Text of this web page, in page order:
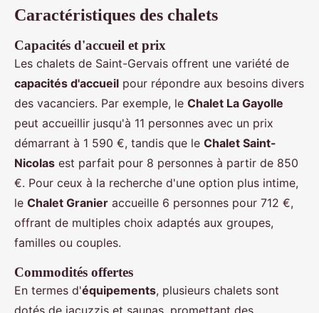
Caractéristiques des chalets
Capacités d'accueil et prix
Les chalets de Saint-Gervais offrent une variété de
capacités d'accueil pour répondre aux besoins divers
des vacanciers. Par exemple, le Chalet La Gayolle
peut accueillir jusqu'à 11 personnes avec un prix
démarrant à 1 590 €, tandis que le Chalet Saint-
Nicolas est parfait pour 8 personnes à partir de 850
€. Pour ceux à la recherche d'une option plus intime,
le Chalet Granier accueille 6 personnes pour 712 €,
offrant de multiples choix adaptés aux groupes,
familles ou couples.
Commodités offertes
En termes d'équipements, plusieurs chalets sont
dotés de jacuzzis et saunas, promettant des